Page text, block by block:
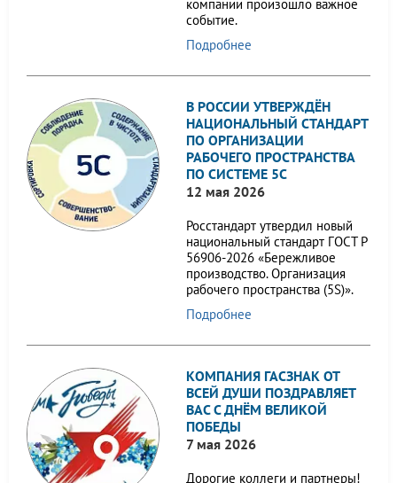
компании произошло важное
событие.
Подробнее
В РОССИИ УТВЕРЖДЁН
НАЦИОНАЛЬНЫЙ СТАНДАРТ
ПО ОРГАНИЗАЦИИ
РАБОЧЕГО ПРОСТРАНСТВА
ПО СИСТЕМЕ 5С
12 мая 2026
Росстандарт утвердил новый
национальный стандарт ГОСТ Р
56906-2026 «Бережливое
производство. Организация
рабочего пространства (5S)».
Подробнее
КОМПАНИЯ ГАСЗНАК ОТ
ВСЕЙ ДУШИ ПОЗДРАВЛЯЕТ
ВАС С ДНЁМ ВЕЛИКОЙ
ПОБЕДЫ
7 мая 2026
Дорогие коллеги и партнеры!